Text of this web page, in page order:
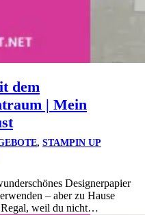
dem
| Mein
, STAMPIN UP
Designerpapier
– aber zu Hause
Regal, weil du nicht…